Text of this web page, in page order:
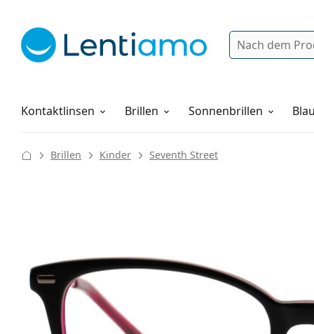
Suche
Kontaktlinsen
Pflegemittel Brillen Sonnenbrillen
Alles über den Einkauf
Brillen Kinder Seventh Street
Brillenbreite